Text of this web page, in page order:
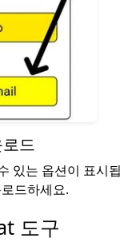
드
있는 옵션이 표시됩
드하세요.
도구